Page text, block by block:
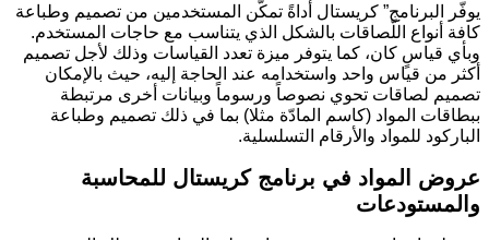
يوفّر البرنامج” كريستال أداةً تمكّن المستخدمين من تصميم وطباعة
كافة أنواع اللّصاقات بالشكل الذي يتناسب مع حاجات المستخدم.
وبأي قياسٍ كان، كما يتوفر ميزة تعدد القياسات وذلك لأجل تصميم
أكثر من قياس واحد واستخدامه عند الحاجة إليه، حيث بالإمكان
تصميم لصاقات تحوي نصوصاً ورسوماً وبيانات أخرى مرتبطة
ببطاقات المواد (كاسم المادّة مثلا) بما في ذلك تصميم وطباعة
الباركود للمواد والأرقام التسلسلية.
عروض المواد في برنامج كريستال للمحاسبة
والمستودعات